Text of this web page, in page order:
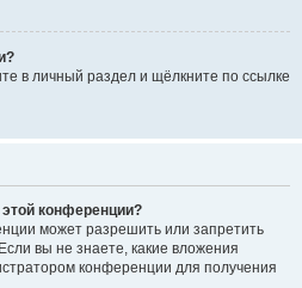
в личный раздел и щёлкните по ссылке
конференции?
может разрешить или запретить
вы не знаете, какие вложения
конференции для получения